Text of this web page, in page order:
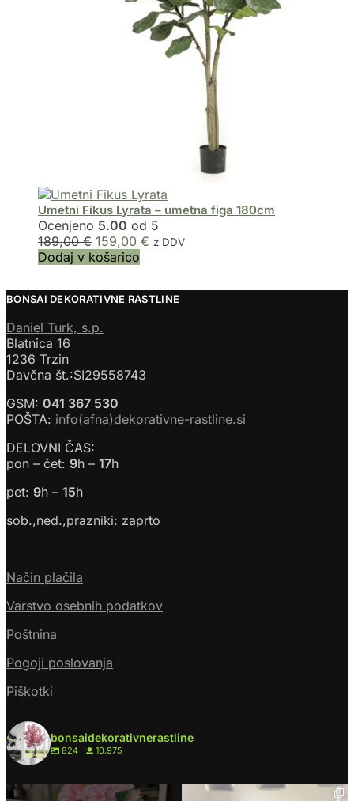
Umetni Fikus Lyrata – umetna figa 180cm
Ocenjeno 5.00 od 5
189,00€ 159,00 € z DDV
Dodaj v košarico
BONSAI DEKORATIVNE RASTLINE
Daniel Turk, s.p.
Blatnica 16
1236 Trzin
Davčna št.:SI29558743
GSM: 041 367 530
POŠTA: info(afna)dekorativne-rastline.si
DELOVNI ČAS:
pon – čet: 9h – 17h
pet: 9h – 15h
sob.,ned.,prazniki: zaprto
Način plačila
Varstvo osebnih podatkov
Poštnina
Pogoji poslovanja
Piškotki
bonsaidekorativnerastline
824 10.975